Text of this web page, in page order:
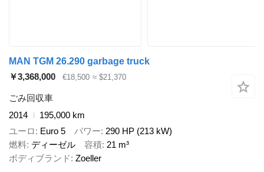
MAN TGM 26.290 garbage truck
￥3,368,000
€18,500 ≈ $21,370
ごみ回収車
2014
195,000 km
ユーロ
Euro 5 パワー 290 HP (213 kW)
燃料 ディーゼル 容積 21 m³
ボディブランド Zoeller